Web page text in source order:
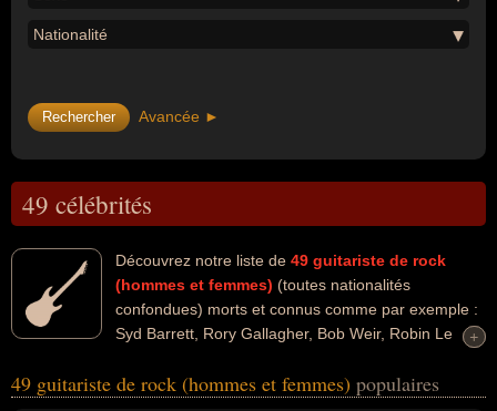
Nationalité
Avancée ►
49 célébrités
Découvrez notre liste de 49 guitariste de rock
(hommes et femmes) (toutes nationalités
confondues) morts et connus comme par exemple :
Syd Barrett, Rory Gallagher, Bob Weir, Robin Le
Wilko Johnson, Denny Laine... Ces personnalités peuvent avoir des
+
+
49 guitariste de rock (hommes et femmes) populaires